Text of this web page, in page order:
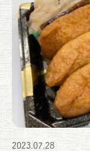
2023.07.28